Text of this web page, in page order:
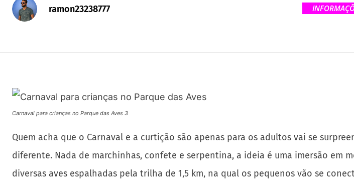
ramon23238777
Carnaval para crianças no Parque das Aves 3
Quem acha que o Carnaval e a curtição são apenas para os adultos vai se
diferente. Nada de marchinhas, confete e serpentina, a ideia é uma imersão em
diversas aves espalhadas pela trilha de 1,5 km, na qual os pequenos vão se